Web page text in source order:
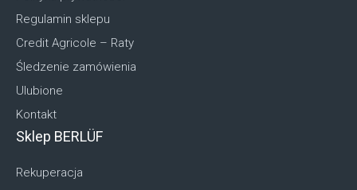
Regulamin sklepu
Credit Agricole – Raty
Śledzenie zamówienia
Ulubione
Kontakt
Sklep BERLÜF
Rekuperacja